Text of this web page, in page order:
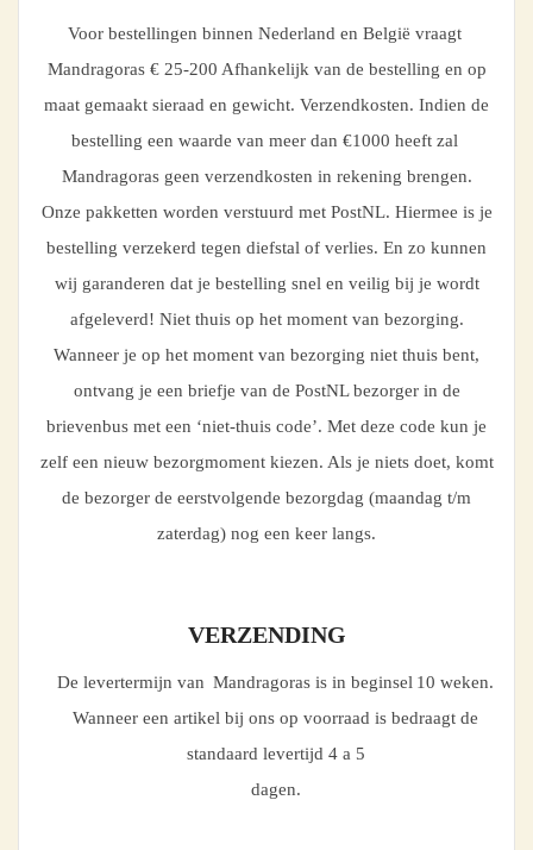
Voor bestellingen binnen Nederland en België vraagt
Mandragoras € 25-200 Afhankelijk van de bestelling en op
maat gemaakt sieraad en gewicht. Verzendkosten. Indien de
bestelling een waarde van meer dan €1000 heeft zal
Mandragoras geen verzendkosten in rekening brengen.
Onze pakketten worden verstuurd met PostNL. Hiermee is je
bestelling verzekerd tegen diefstal of verlies. En zo kunnen
wij garanderen dat je bestelling snel en veilig bij je wordt
afgeleverd! Niet thuis op het moment van bezorging.
Wanneer je op het moment van bezorging niet thuis bent,
ontvang je een briefje van de PostNL bezorger in de
brievenbus met een ‘niet-thuis code’. Met deze code kun je
zelf een nieuw bezorgmoment kiezen. Als je niets doet, komt
de bezorger de eerstvolgende bezorgdag (maandag t/m
zaterdag) nog een keer langs.
VERZENDING
De levertermijn van Mandragoras is in beginsel 10 weken.
Wanneer een artikel bij ons op voorraad is bedraagt de
standaard levertijd 4 a 5
dagen.